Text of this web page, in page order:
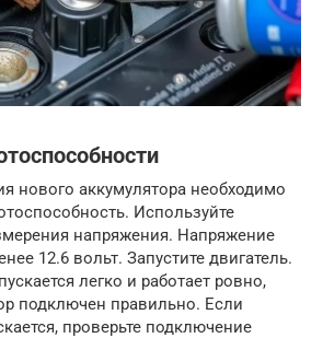
нового аккумулятора необходимо
Используйте
напряжения. Напряжение
12.6 вольт. Запустите двигатель.
легко и работает ровно,
подключен правильно. Если
проверьте подключение